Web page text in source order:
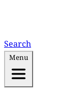
Search
Menu